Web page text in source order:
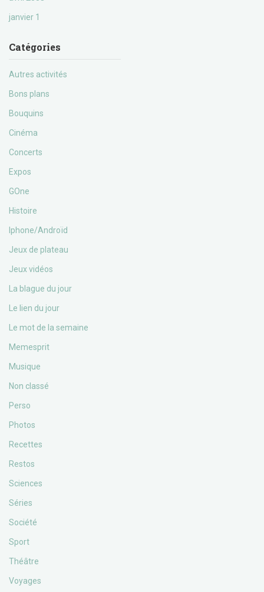
janvier 1
Catégories
Autres activités
Bons plans
Bouquins
Cinéma
Concerts
Expos
GOne
Histoire
Iphone/Androïd
Jeux de plateau
Jeux vidéos
La blague du jour
Le lien du jour
Le mot de la semaine
Memesprit
Musique
Non classé
Perso
Photos
Recettes
Restos
Sciences
Séries
Société
Sport
Théâtre
Voyages